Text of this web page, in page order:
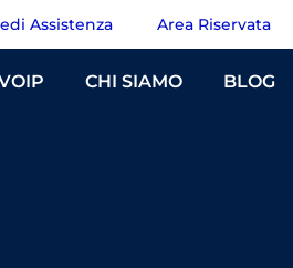
Assistenza Area Riservata
CHI SIAMO BLOG